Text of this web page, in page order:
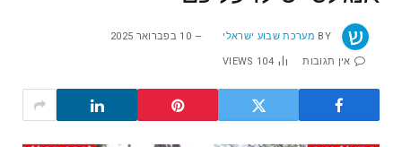
BY מערכת שבוע ישראלי 10 בפברואר 2025
אין תגובות 104
VIEWS